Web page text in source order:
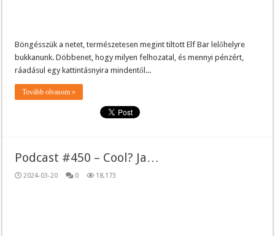
Böngésszük a netet, természetesen megint tiltott Elf Bar lelőhelyre
bukkanunk. Döbbenet, hogy milyen felhozatal, és mennyi pénzért,
ráadásul egy kattintásnyira mindentől...
Tovább olvasom »
Podcast #450 – Cool? Ja…
2024-03-20 0 18,173